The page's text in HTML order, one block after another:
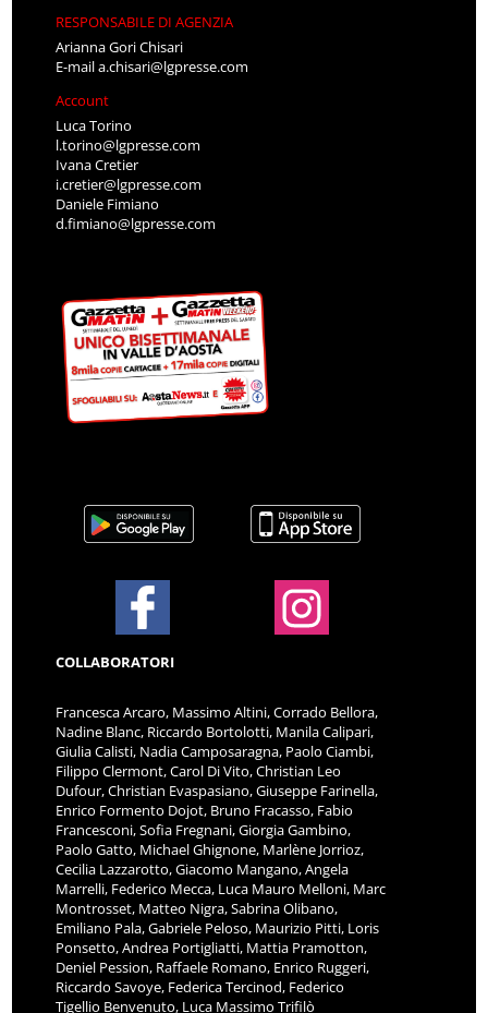
RESPONSABILE DI AGENZIA
Arianna Gori Chisari
E-maila.chisari@lgpresse.com
Account
Luca Torino
l.torino@lgpresse.com
Ivana Cretier
i.cretier@lgpresse.com
Daniele Fimiano
d.fimiano@lgpresse.com
COLLABORATORI
Francesca Arcaro, Massimo Altini, Corrado Bellora,
Nadine Blanc, Riccardo Bortolotti, Manila Calipari,
Giulia Calisti, Nadia Camposaragna, Paolo Ciambi,
Filippo Clermont, Carol Di Vito, Christian Leo
Dufour, Christian Evaspasiano, Giuseppe Farinella,
Enrico Formento Dojot, Bruno Fracasso, Fabio
Francesconi, Sofia Fregnani, Giorgia Gambino,
Paolo Gatto, Michael Ghignone, Marlène Jorrioz,
Cecilia Lazzarotto, Giacomo Mangano, Angela
Marrelli, Federico Mecca, Luca Mauro Melloni, Marc
Montrosset, Matteo Nigra, Sabrina Olibano,
Emiliano Pala, Gabriele Peloso, Maurizio Pitti, Loris
Ponsetto, Andrea Portigliatti, Mattia Pramotton,
Deniel Pession, Raffaele Romano, Enrico Ruggeri,
Riccardo Savoye, Federica Tercinod, Federico
Tigellio Benvenuto, Luca Massimo Trifilò